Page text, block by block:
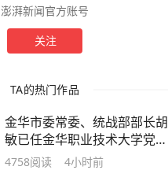
澎湃新闻官方账号
关注
TA的热门作品
金华市委常委、统战部部长胡
敏已任金华职业技术大学党委
书记
4758阅读 4小时前